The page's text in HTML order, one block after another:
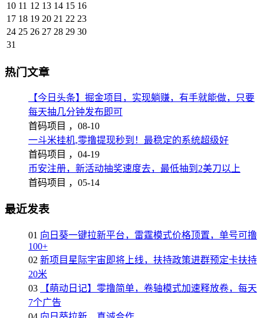
10 11 12 13 14 15 16
17 18 19 20 21 22 23
24 25 26 27 28 29 30
31
热门文章
【今日头条】掘金项目，实现躺赚，有手就能做，只要
每天抽几分钟发布即可
首码项目 ， 08-10
一斗米挂机,零撸提现秒到！最稳定的系统超级好
首码项目 ， 04-19
币安注册，新活动抽奖速度去，最低抽到2美刀以上
首码项目 ， 05-14
最近发表
01 向日葵一键拉新平台，雷霆模式价格顶置，单号可撸
100+
02 新项目星际宇宙即将上线，扶持政策进群预定卡扶持
20米
03
【萌动日记】零撸简单，卷轴模式加速释放卷，每天
7个广告